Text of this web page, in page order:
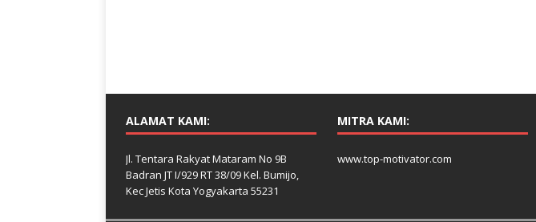
ALAMAT KAMI:
Jl. Tentara Rakyat Mataram No 9B
Badran JT I/929 RT 38/09 Kel. Bumijo,
Kec Jetis Kota Yogyakarta 55231
MITRA KAMI:
www.top-motivator.com